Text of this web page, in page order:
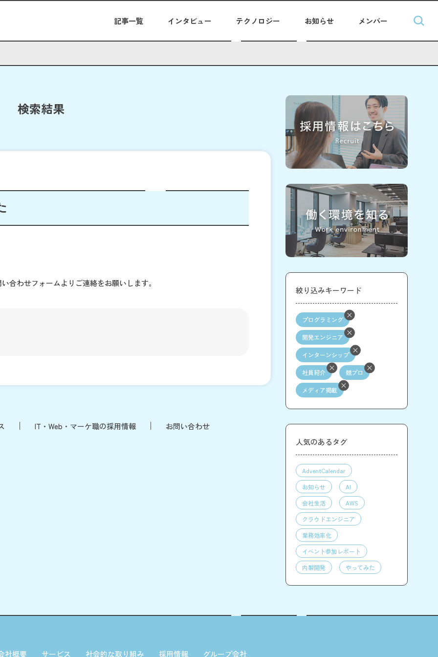
記事一覧 インタビュー テクノロジー お知らせ メンバー
検索結果
合わせフォームよりご連絡をお願いします。
IT・Web・マーケ職の採用情報 お問い合わせ
絞り込みキーワード
プログラミング
開発エンジニア
インターンシップ
社員紹介 競プロ
メディア掲載
人気のあるタグ
AdventCalendar
お知らせ
AI
会社生活
AWS
クラウドエンジニア
業務効率化
イベント参加レポート
内製開発
やってみた
社概要 サービス 社会的な取り組み 採用情報 グループ会社